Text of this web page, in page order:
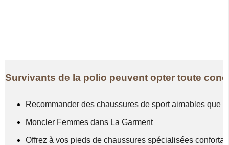
Survivants de la polio peuvent opter toute
Recommander des chaussures de sport aimables que
Moncler Femmes dans La Garment
Offrez à vos pieds de chaussures spécialisées